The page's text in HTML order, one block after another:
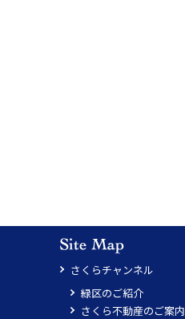
さくらチャンネル
緑区のご紹介
さくら不動産のご案内